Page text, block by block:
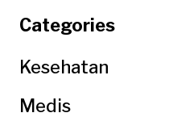
Categories
Kesehatan
Medis